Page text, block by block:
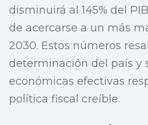
disminuirá al 145% del
de acercarse a un más
2030. Estos números
determinación del país y
económicas efectivas
política fiscal creíble.